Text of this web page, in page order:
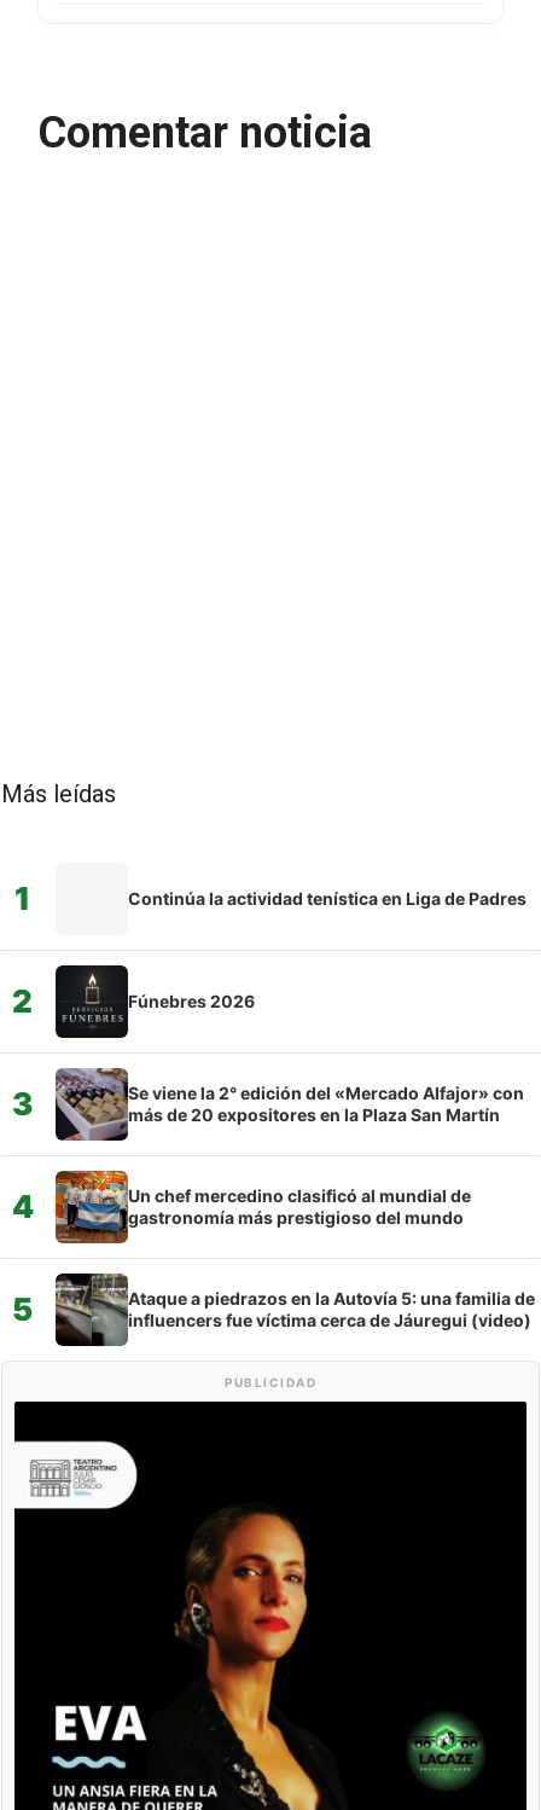
Comentar noticia
Más leídas
1 Continúa la actividad tenística en Liga de Padres
2 Fúnebres 2026
3
Se viene la 2° edición del «Mercado Alfajor» con
más de 20 expositores en la Plaza San Martín
4
Un chef mercedino clasificó al mundial de
gastronomía más prestigioso del mundo
5
Ataque a piedrazos en la Autovía 5: una familia de
influencers fue víctima cerca de Jáuregui (video)
PUBLICIDAD